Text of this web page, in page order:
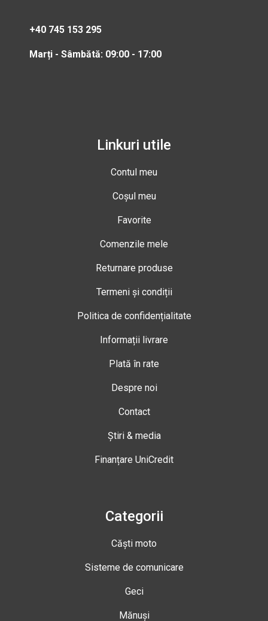
+40 745 153 295
Marți - Sâmbătă: 09:00 - 17:00
Linkuri utile
Contul meu
Coșul meu
Favorite
Comenzile mele
Returnare produse
Termeni și condiții
Politica de confidențialitate
Informații livrare
Plată în rate
Despre noi
Contact
Știri & media
Finanțare UniCredit
Categorii
Căști moto
Sisteme de comunicare
Geci
Mănuși